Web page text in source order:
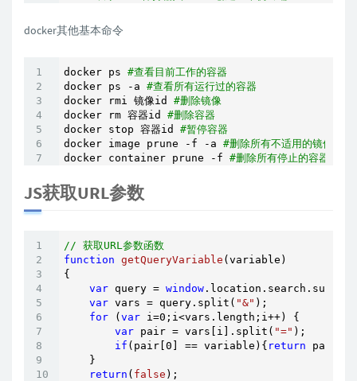
docker其他基本命令
docker ps #查看目前工作的容器
docker ps -a #查看所有运行过的容器
docker rmi 镜像id #删除镜像
docker rm 容器id #删除容器
docker stop 容器id #暂停容器
docker image prune -f -a #删除所有不适用的镜像
docker container prune -f #删除所有停止的容器
JS获取URL参数
// 获取URL参数函数
function getQueryVariable (variable
{
var query = window
var vars = query.split( "&" );
for (var i=0 ;i<vars.length;i++) {
var pair = vars[i].split( "=" );
if (pair[0 ] == variable){ return pair[
    }
return ( false );